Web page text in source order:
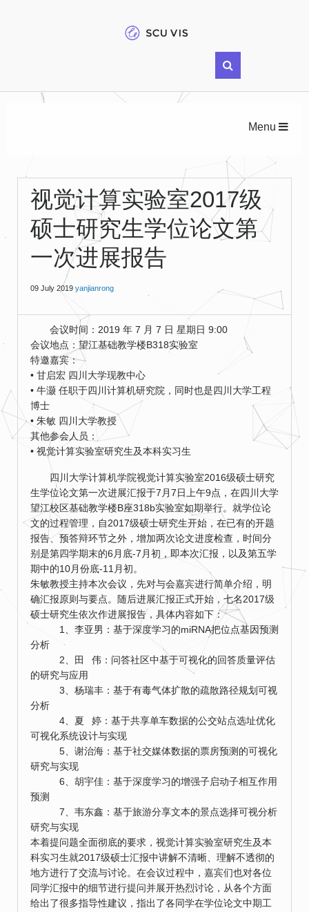
Menu
视觉计算实验室2017级
硕士研究生学位论文第
一次进展报告
09 July 2019 yanjianrong
会议时间：2019 年 7 月 7 日 星期日 9:00
会议地点：望江基础教学楼B318实验室
特邀嘉宾：
• 甘启宏 四川大学现教中心
• 牛灏 任职于四川计算机研究院，同时也是四川大学工程
博士
• 朱敏 四川大学教授
其他参会人员：
• 视觉计算实验室研究生及本科实习生
四川大学计算机学院视觉计算实验室2016级硕士研究
生学位论文第一次进展汇报于7月7日上午9点，在四川大学
望江校区基础教学楼B座318b实验室如期举行。就学位论
文的过程管理，自2017级硕士研究生开始，在已有的开题
报告、预答辩环节之外，增加两次论文进度检查，时间分
别是第四学期末的6月底-7月初，即本次汇报，以及第五学
期中的10月份底-11月初。
朱敏教授主持本次会议，先对与会嘉宾进行简单介绍，明
确汇报原则与要点。随后进展汇报正式开始，七名2017级
硕士研究生依次作进展报告，具体内容如下：
1、李亚男：基于深度学习的miRNA把位点基因预测
分析
2、田 伟：问答社区中基于可视化的回答质量评估
的研究与应用
3、杨瑞丰：基于有毒气体扩散的疏散路径规划可视
分析
4、夏 婷：基于共享单车数据的公交站点选址优化
可视化系统设计与实现
5、谢治海：基于社交媒体数据的票房预测的可视化
研究与实现
6、胡宇佳：基于深度学习的增强子启动子相互作用
预测
7、韦东鑫：基于旅游分享文本的景点选择可视分析
研究与实现
本着提问题全面彻底的要求，视觉计算实验室研究生及本
科实习生就2017级硕士汇报中讲解不清晰、理解不透彻的
地方进行了交流与讨论。在会议过程中，嘉宾们也对各位
同学汇报中的细节进行提问并展开热烈讨论，从各个方面
给出了很多指导性建议，指出了各同学在学位论文中期工